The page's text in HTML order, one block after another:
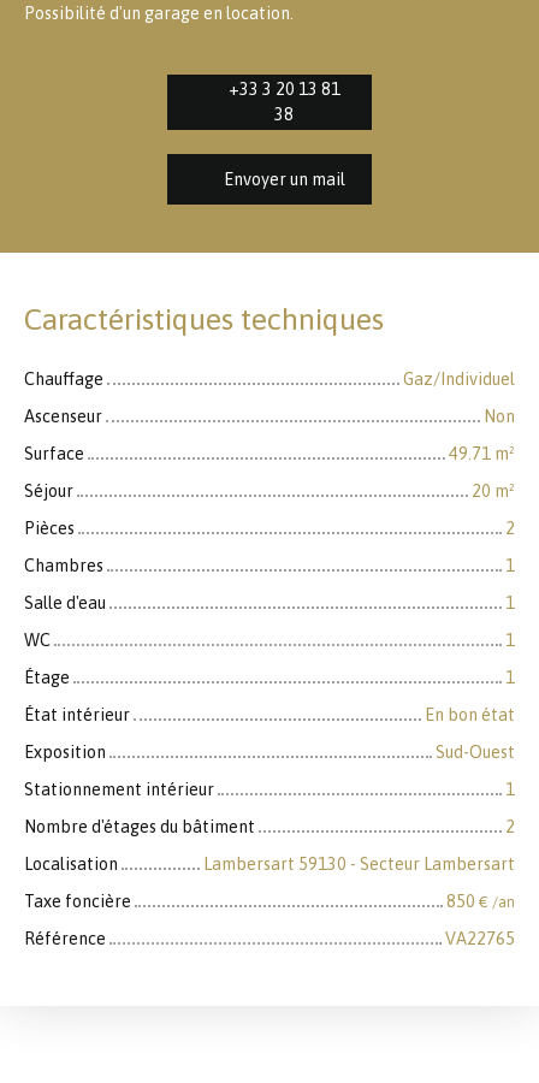
Possibilité d'un garage en location.
+33 3 20 13 81
38
Envoyer un mail
Caractéristiques techniques
Chauffage
Gaz/Individuel
Ascenseur
Non
Surface
49.71 m²
Séjour
20 m²
Pièces
2
Chambres
1
Salle d'eau
1
WC
1
Étage
1
État intérieur
En bon état
Exposition
Sud-Ouest
Stationnement intérieur
1
Nombre d'étages du bâtiment
2
Localisation
Lambersart 59130 - Secteur Lambersart
Taxe foncière
850 € /an
Référence VA22765